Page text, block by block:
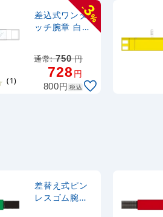
(1)
-
3
%
差込式ワンタ
ッチ腕章 白
通常:750円
728円
800円 税込
差替え式ピン
レスゴム腕章